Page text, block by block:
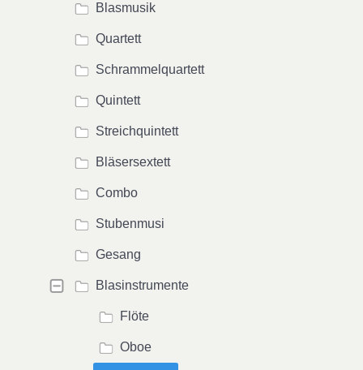
Blasmusik
Quartett
Schrammelquartett
Quintett
Streichquintett
Bläsersextett
Combo
Stubenmusi
Gesang
Blasinstrumente
Flöte
Oboe